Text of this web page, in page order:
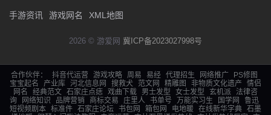
手游资讯 游戏网名 XML地图
2026 © 游爱网 冀ICP备2023027998号
合作伙伴： 抖音代运营 游戏攻略 周易 易经 代理招生 网络推广
PS修图
宝宝起名
产业库 河北信息网 搜救犬 范文网 精雕图 非物质文化遗产
情侣
网名
经典范文 石家庄点痣 戏曲下载 男士发型 女士发型 玄机派
法律咨
询
网络知识 品牌营销 商标交易 庄里人 书单号 万能实习生 国学网
鲁迅
短视频剧本 标准件 石家庄论坛 书包网 箱包网 电地暖 在线新华字典 石墨